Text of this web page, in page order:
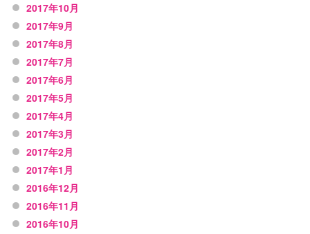
2017年10月
2017年9月
2017年8月
2017年7月
2017年6月
2017年5月
2017年4月
2017年3月
2017年2月
2017年1月
2016年12月
2016年11月
2016年10月